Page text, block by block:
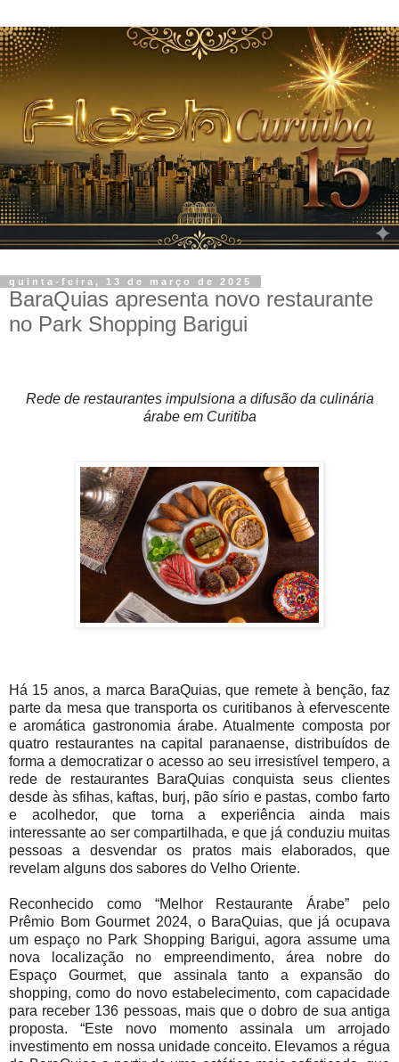
quinta-feira, 13 de março de 2025
BaraQuias apresenta novo restaurante
no Park Shopping Barigui
Rede de restaurantes impulsiona a difusão da culinária
árabe em Curitiba
Há 15 anos, a marca BaraQuias, que remete à benção, faz
parte da mesa que transporta os curitibanos à efervescente
e aromática gastronomia árabe. Atualmente composta por
quatro restaurantes na capital paranaense, distribuídos de
forma a democratizar o acesso ao seu irresistível tempero, a
rede de restaurantes BaraQuias conquista seus clientes
desde às sfihas, kaftas, burj, pão sírio e pastas, combo farto
e acolhedor, que torna a experiência ainda mais
interessante ao ser compartilhada, e que já conduziu muitas
pessoas a desvendar os pratos mais elaborados, que
revelam alguns dos sabores do Velho Oriente.
Reconhecido como “Melhor Restaurante Árabe” pelo
Prêmio Bom Gourmet 2024, o BaraQuias, que já ocupava
um espaço no Park Shopping Barigui, agora assume uma
nova localização no empreendimento, área nobre do
Espaço Gourmet, que assinala tanto a expansão do
shopping, como do novo estabelecimento, com capacidade
para receber 136 pessoas, mais que o dobro de sua antiga
proposta. “Este novo momento assinala um arrojado
investimento em nossa unidade conceito. Elevamos a régua